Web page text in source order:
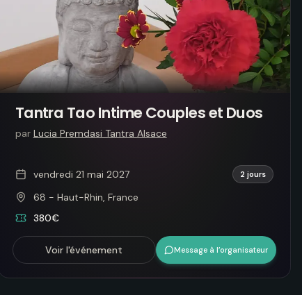
Tantra Tao Intime Couples et Duos
par Lucia Premdasi Tantra Alsace
vendredi 21 mai 2027 2 jours
68 - Haut-Rhin, France
380€
Voir l'événement Message à l’organisateur